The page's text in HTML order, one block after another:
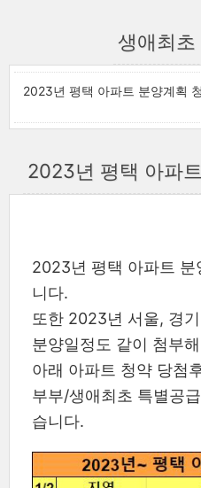
생애최초
2023년 평택 아파트 분양계획
2023년 평택 아파
2023년 평택 아파트 분
니다.
또한 2023년 서울, 경
분양일정도 같이 첨부
아래 아파트 청약 당첨
부부/생애최초 특별공
습니다.